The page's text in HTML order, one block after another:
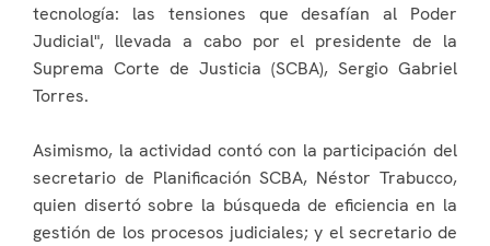
tecnología: las tensiones que desafían al Poder
Judicial", llevada a cabo por el presidente de la
Suprema Corte de Justicia (SCBA), Sergio Gabriel
Torres.
Asimismo, la actividad contó con la participación del
secretario de Planificación SCBA, Néstor Trabucco,
quien disertó sobre la búsqueda de eficiencia en la
gestión de los procesos judiciales; y el secretario de